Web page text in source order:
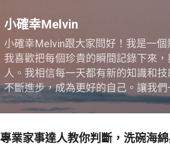
小確幸Melvin
小確幸Melvin跟大家問好！我是一
我喜歡把每個珍貴的瞬間記錄下來
人。我相信每一天都有新的知識和
不斷進步，成為更好的自己。讓我
專業家事達人教你判斷，洗碗海